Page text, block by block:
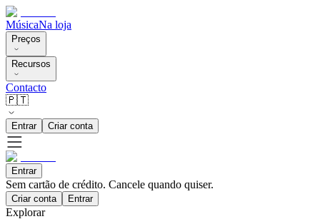
MúsicaNa loja
Preços
Recursos
Contacto
🇵🇹
Entrar Criar conta
Entrar
Sem cartão de crédito. Cancele quando quiser.
Criar conta Entrar
Explorar